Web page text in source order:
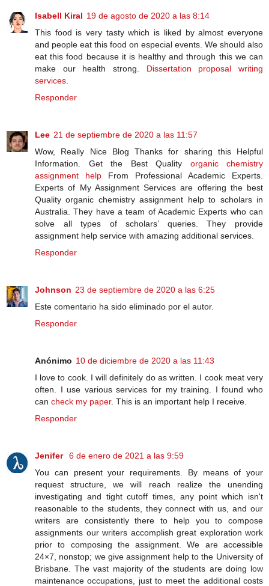
Isabell Kiral 19 de agosto de 2020 a las 8:14
This food is very tasty which is liked by almost everyone
and people eat this food on especial events. We should also
eat this food because it is healthy and through this we can
make our health strong. Dissertation proposal writing
services
Responder
Lee 21 de septiembre de 2020 a las 11:57
Wow, Really Nice Blog Thanks for sharing this Helpful
Information. Get the Best Quality organic chemistry
assignment help From Professional Academic Experts.
Experts of My Assignment Services are offering the best
Quality organic chemistry assignment help to scholars in
Australia. They have a team of Academic Experts who can
solve all types of scholars’ queries. They provide
assignment help service with amazing additional services.
Responder
Johnson 23 de septiembre de 2020 a las 6:25
Este comentario ha sido eliminado por el autor.
Responder
Anónimo 10 de diciembre de 2020 a las 11:43
I love to cook. I will definitely do as written. I cook meat very
often. I use various services for my training. I found who
can check my paper. This is an important help I receive.
Responder
Jenifer 6 de enero de 2021 a las 9:59
You can present your requirements. By means of your
request structure, we will reach realize the unending
investigating and tight cutoff times, any point which isn't
reasonable to the students, they connect with us, and our
writers are consistently there to help you to compose
assignments our writers accomplish great exploration work
prior to composing the assignment. We are accessible
24×7, nonstop; we give assignment help to the University of
Brisbane. The vast majority of the students are doing low
maintenance occupations, just to meet the additional costs